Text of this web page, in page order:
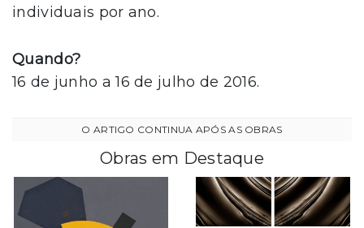
individuais por ano.
Quando?
16 de junho a 16 de julho de 2016.
Obras em Destaque